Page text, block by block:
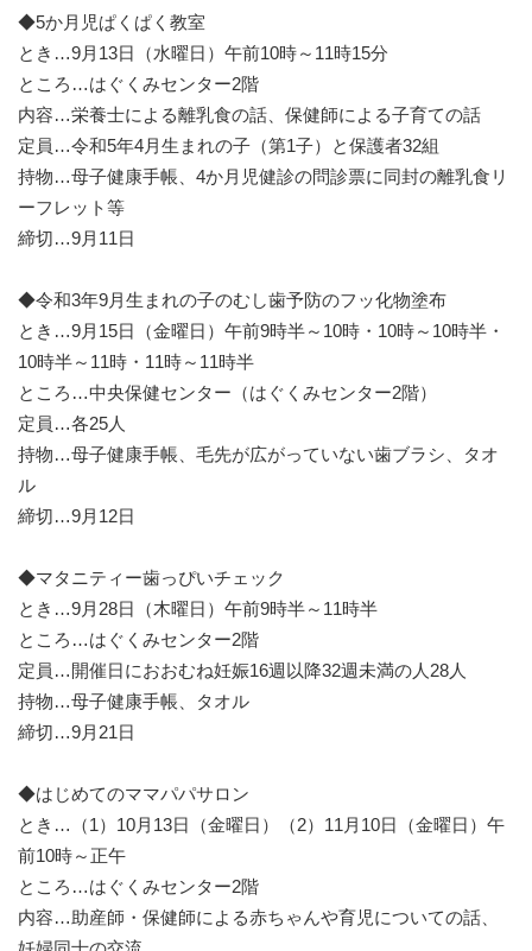
◆5か月児ぱくぱく教室
とき…9月13日（水曜日）午前10時～11時15分
ところ…はぐくみセンター2階
内容…栄養士による離乳食の話、保健師による子育ての話
定員…令和5年4月生まれの子（第1子）と保護者32組
持物…母子健康手帳、4か月児健診の問診票に同封の離乳食リ
ーフレット等
締切…9月11日
◆令和3年9月生まれの子のむし歯予防のフッ化物塗布
とき…9月15日（金曜日）午前9時半～10時・10時～10時半・
10時半～11時・11時～11時半
ところ…中央保健センター（はぐくみセンター2階）
定員…各25人
持物…母子健康手帳、毛先が広がっていない歯ブラシ、タオ
ル
締切…9月12日
◆マタニティー歯っぴいチェック
とき…9月28日（木曜日）午前9時半～11時半
ところ…はぐくみセンター2階
定員…開催日におおむね妊娠16週以降32週未満の人28人
持物…母子健康手帳、タオル
締切…9月21日
◆はじめてのママパパサロン
とき…（1）10月13日（金曜日）（2）11月10日（金曜日）午
前10時～正午
ところ…はぐくみセンター2階
内容…助産師・保健師による赤ちゃんや育児についての話、